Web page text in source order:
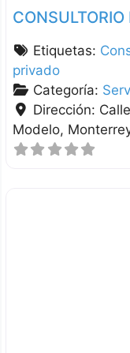
Etiquetas:
privado
Categoría:
Dirección:
Modelo